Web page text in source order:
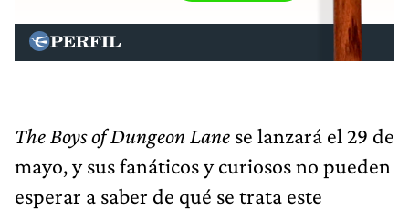
The Boys of Dungeon Lane se lanzará el 29 de
mayo, y sus fanáticos y curiosos no pueden
esperar a saber de qué se trata este